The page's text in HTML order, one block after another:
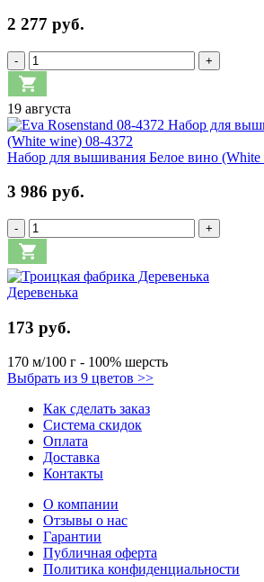
2 277 руб.
- +
19 августа
Набор для вышивания Белое вино (White
3 986 руб.
- +
Деревенька
173 руб.
170 м/100 г - 100% шерсть
Выбрать из 9 цветов >>
Как сделать заказ
Система скидок
Оплата
Доставка
Контакты
О компании
Отзывы о нас
Гарантии
Публичная оферта
Политика конфиденциальности